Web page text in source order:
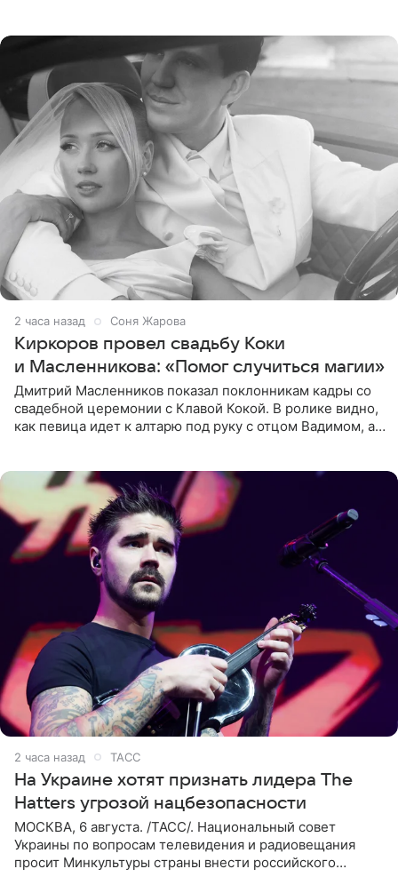
2 часа назад Соня Жарова
Киркоров провел свадьбу Коки
и Масленникова: «Помог случиться магии»
Дмитрий Масленников показал поклонникам кадры со
свадебной церемонии с Клавой Кокой. В ролике видно,
как певица идет к алтарю под руку с отцом Вадимом, а у
2 часа назад ТАСС
На Украине хотят признать лидера The
Hatters угрозой нацбезопасности
МОСКВА, 6 августа. /ТАСС/. Национальный совет
Украины по вопросам телевидения и радиовещания
просит Минкультуры страны внести российского